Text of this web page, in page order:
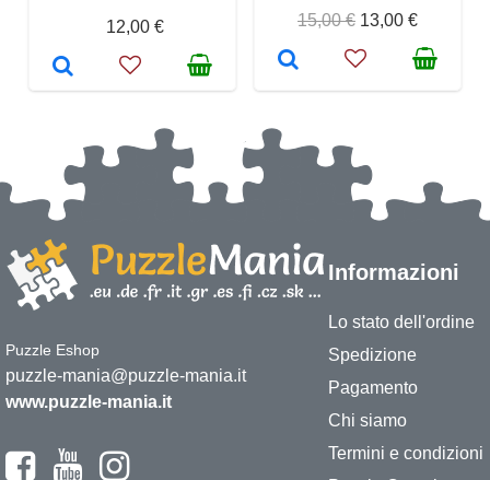
12,00 €
15,00 € 13,00 €
Puzzle Eshop
puzzle-mania@puzzle-mania.it
www.puzzle-mania.it
Informazioni
Lo stato dell'ordine
Spedizione
Pagamento
Chi siamo
Termini e condizioni